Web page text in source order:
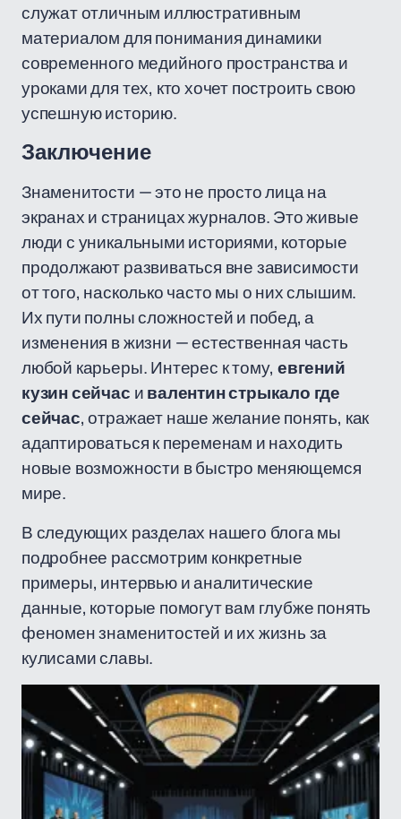
служат отличным иллюстративным
материалом для понимания динамики
современного медийного пространства и
уроками для тех, кто хочет построить свою
успешную историю.
Заключение
Знаменитости — это не просто лица на
экранах и страницах журналов. Это живые
люди с уникальными историями, которые
продолжают развиваться вне зависимости
от того, насколько часто мы о них слышим.
Их пути полны сложностей и побед, а
изменения в жизни — естественная часть
любой карьеры. Интерес к тому,евгений
кузин сейчас ивалентин стрыкало где
сейчас, отражает наше желание понять, как
адаптироваться к переменам и находить
новые возможности в быстро меняющемся
мире.
В следующих разделах нашего блога мы
подробнее рассмотрим конкретные
примеры, интервью и аналитические
данные, которые помогут вам глубже понять
феномен знаменитостей и их жизнь за
кулисами славы.